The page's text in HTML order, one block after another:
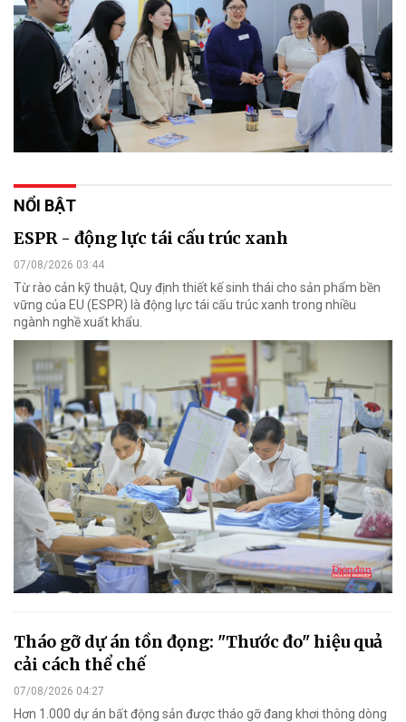
NỔI BẬT
ESPR - động lực tái cấu trúc xanh
07/08/2026 03:44
Từ rào cản kỹ thuật, Quy định thiết kế sinh thái cho sản phẩm bền
vững của EU (ESPR) là động lực tái cấu trúc xanh trong nhiều
ngành nghề xuất khẩu.
Tháo gỡ dự án tồn đọng: "Thước đo" hiệu quả
cải cách thể chế
07/08/2026 04:27
Hơn 1.000 dự án bất động sản được tháo gỡ đang khơi thông dòng